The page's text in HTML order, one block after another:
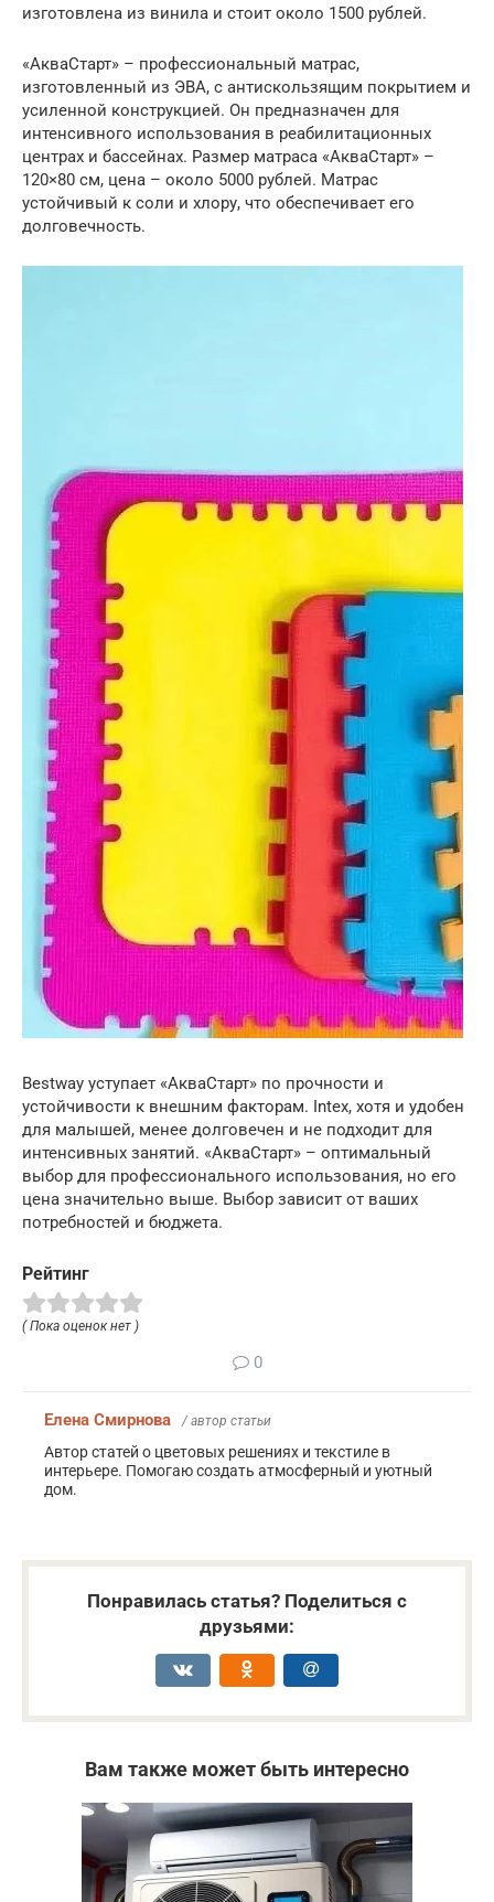
изготовлена из винила и стоит около 1500 рублей.
«АкваСтарт» – профессиональный матрас,
изготовленный из ЭВА, с антискользящим покрытием и
усиленной конструкцией. Он предназначен для
интенсивного использования в реабилитационных
центрах и бассейнах. Размер матраса «АкваСтарт» –
120×80 см, цена – около 5000 рублей. Матрас
устойчивый к соли и хлору, что обеспечивает его
долговечность.
Bestway уступает «АкваСтарт» по прочности и
устойчивости к внешним факторам. Intex, хотя и удобен
для малышей, менее долговечен и не подходит для
интенсивных занятий. «АкваСтарт» – оптимальный
выбор для профессионального использования, но его
цена значительно выше. Выбор зависит от ваших
потребностей и бюджета.
Рейтинг
( Пока оценок нет )
0
Елена Смирнова / автор статьи
Автор статей о цветовых решениях и текстиле в
интерьере. Помогаю создать атмосферный и уютный
дом.
Понравилась статья? Поделиться с
друзьями:
Вам также может быть интересно